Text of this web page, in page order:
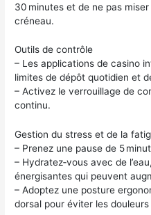
30 minutes et de ne pas
créneau.
Outils de contrôle
– Les applications de casino
limites de dépôt quotidien et
– Activez le verrouillage de
continu.
Gestion du stress et de la
– Prenez une pause de 5
– Hydratez‑vous avec de
énergisantes qui peuvent
– Adoptez une posture
dorsal pour éviter les